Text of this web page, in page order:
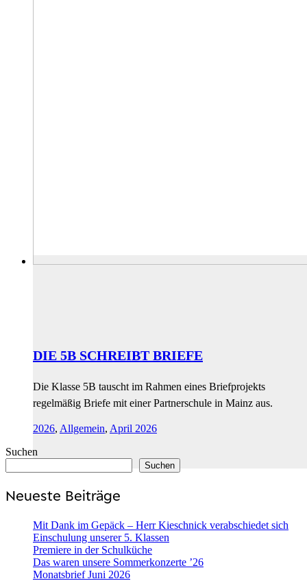
DIE 5B SCHREIBT BRIEFE
Die Klasse 5B tauscht im Rahmen eines Briefprojekts
regelmäßig Briefe mit einer Partnerschule in Mainz aus.
2026, Allgemein, April 2026
Suchen
Suchen
Neueste Beiträge
Mit Dank im Gepäck – Herr Kieschnick verabschiedet sich
Einschulung unserer 5. Klassen
Premiere in der Schulküche
Das waren unsere Sommerkonzerte ’26
Monatsbrief Juni 2026